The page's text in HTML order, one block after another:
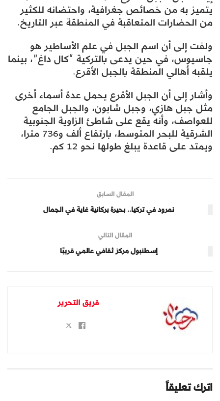
يتميز به من خصائص جغرافية، واحتضانه للكثير
من الحضارات المتعاقبة في المنطقة عبر التاريخ.
ولفت إلى أن اسم الجبل في علم الأساطير هو
جاسيوس، في حين يدعى بالتركية “كال داغ”، بينما
يلقبه أهالي المنطقة بالجبل الأقرع.
وأشار إلى أن الجبل الأقرع يحمل عدة أسماء أخرى
مثل جبل هازي، وجبل شابون، والجبل الجامع
للعواصف، وأنه يقع على شاطئ الزاوية الجنوبية
الشرقية للبحر المتوسط، بارتفاع ألف و736 مترا،
ويمتد على قاعدة يبلغ طولها نحو 12 كم.
المقال السابق
نمرود في تركيا.. بحيرة بركانية غاية في الجمال
المقال التالي
إسطنبول مركز ثقافي عالمي قريبًا
فريق التحرير
اترك تعليقاً